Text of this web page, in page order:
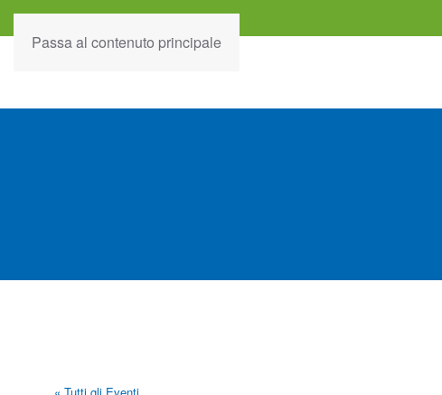
Passa al contenuto principale